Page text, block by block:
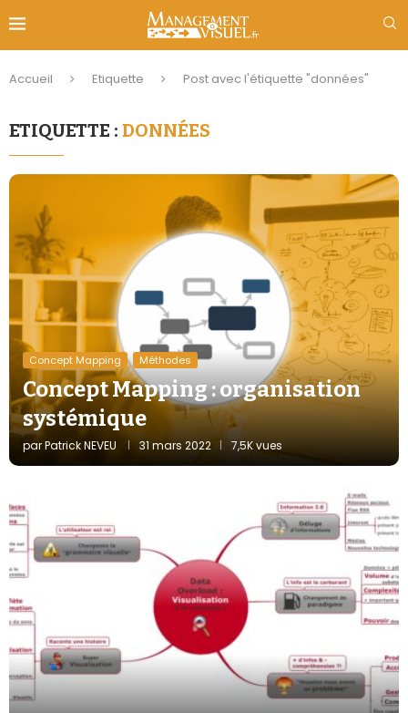
Accueil Etiquette Post avec l'étiquette "données"
ETIQUETTE : DONNÉES
Concept Mapping Méthodes
Concept Mapping : organisation
systémique
parPatrick NEVEU 31 mars 2022 7,5K vues